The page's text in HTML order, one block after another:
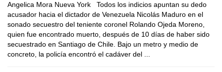
Angelica Mora Nueva York Todos los indicios apuntan su dedo
acusador hacia el dictador de Venezuela Nicolás Maduro en el
sonado secuestro del teniente coronel Rolando Ojeda Moreno,
quien fue encontrado muerto, después de 10 días de haber sido
secuestrado en Santiago de Chile. Bajo un metro y medio de
concreto, la policía encontró el cadáver del ...